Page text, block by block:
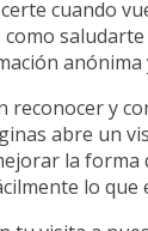
cuando
reconocer y
abre un
la
lo que